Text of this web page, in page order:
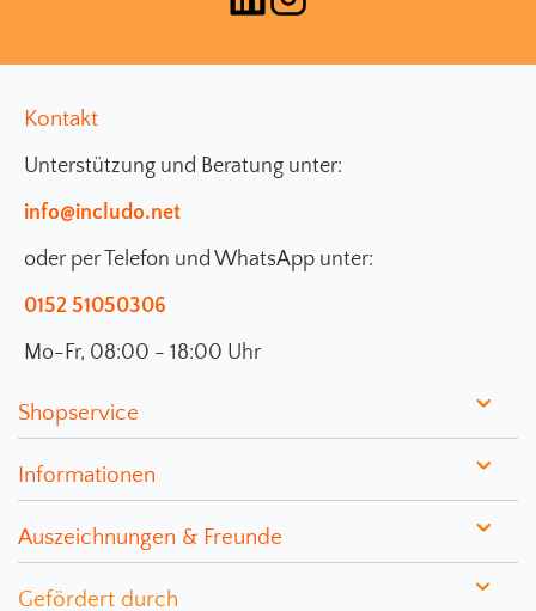
Kontakt
Unterstützung und Beratung unter:
info@includo.net
oder per Telefon und WhatsApp unter:
0152 51050306
Mo-Fr, 08:00 - 18:00 Uhr
Shopservice
Informationen
Auszeichnungen & Freunde
Gefördert durch